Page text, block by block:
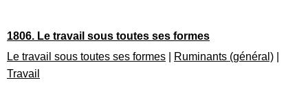
1806. Le travail sous toutes ses formes
Le travail sous toutes ses formes
Ruminants (général)
Travail